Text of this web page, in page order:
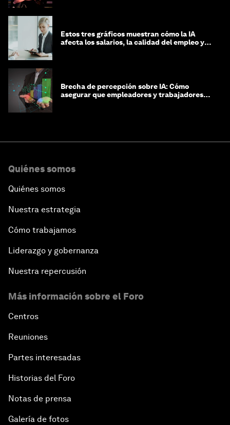
Estos tres gráficos muestran cómo la IA
afecta los salarios, la calidad del empleo y
Brecha de percepción sobre IA: Cómo
asegurar que empleadores y trabajadores
Quiénes somos
Quiénes somos
Nuestra estrategia
Cómo trabajamos
Liderazgo y gobernanza
Nuestra repercusión
Más información sobre el Foro
Centros
Reuniones
Partes interesadas
Historias del Foro
Notas de prensa
Galería de fotos